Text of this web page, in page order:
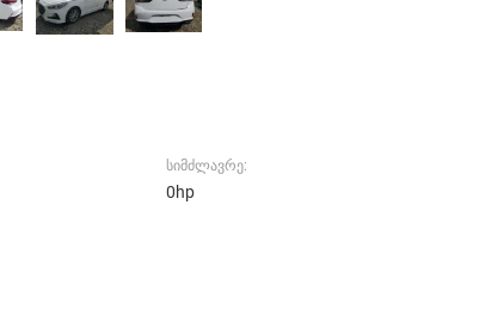
სიმძლავრე:
0hp